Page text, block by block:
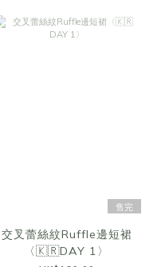
售完
交叉蕾絲紋Ruffle邊短裙
〈🇰🇷DAY 1〉